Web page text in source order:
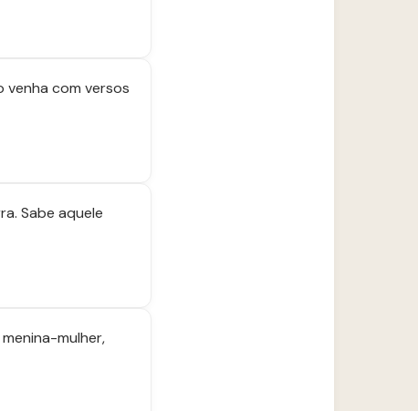
venha com versos
Sabe aquele
mulher,